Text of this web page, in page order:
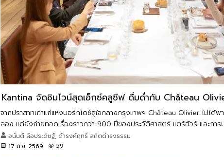
Kantina จัดชิมไวน์สุดเอ็กซ์คลูซีฟ ดื่มด่ำกับ Château
จากปราสาทเก่าแก่แห่งบอร์กโดซ์สู่ใจกลางกรุงเทพฯ Château Olivier ไม่ได้พ
ลอง แต่ยังถ่ายทอดเรื่องราวกว่า 900 ปีของประวัติศาสตร์ แตร์ฮัวร์ และกา
มาสเตอร์คลาสและไวน์ดินเนอร์ที่เปี่ยมด้วยสุนทรียรส
อนันต์ ลือประดิษฐ์, ดำรงค์ฤทธิ์ สถิตดำรงธรรม
17 มิ.ย. 2569
59